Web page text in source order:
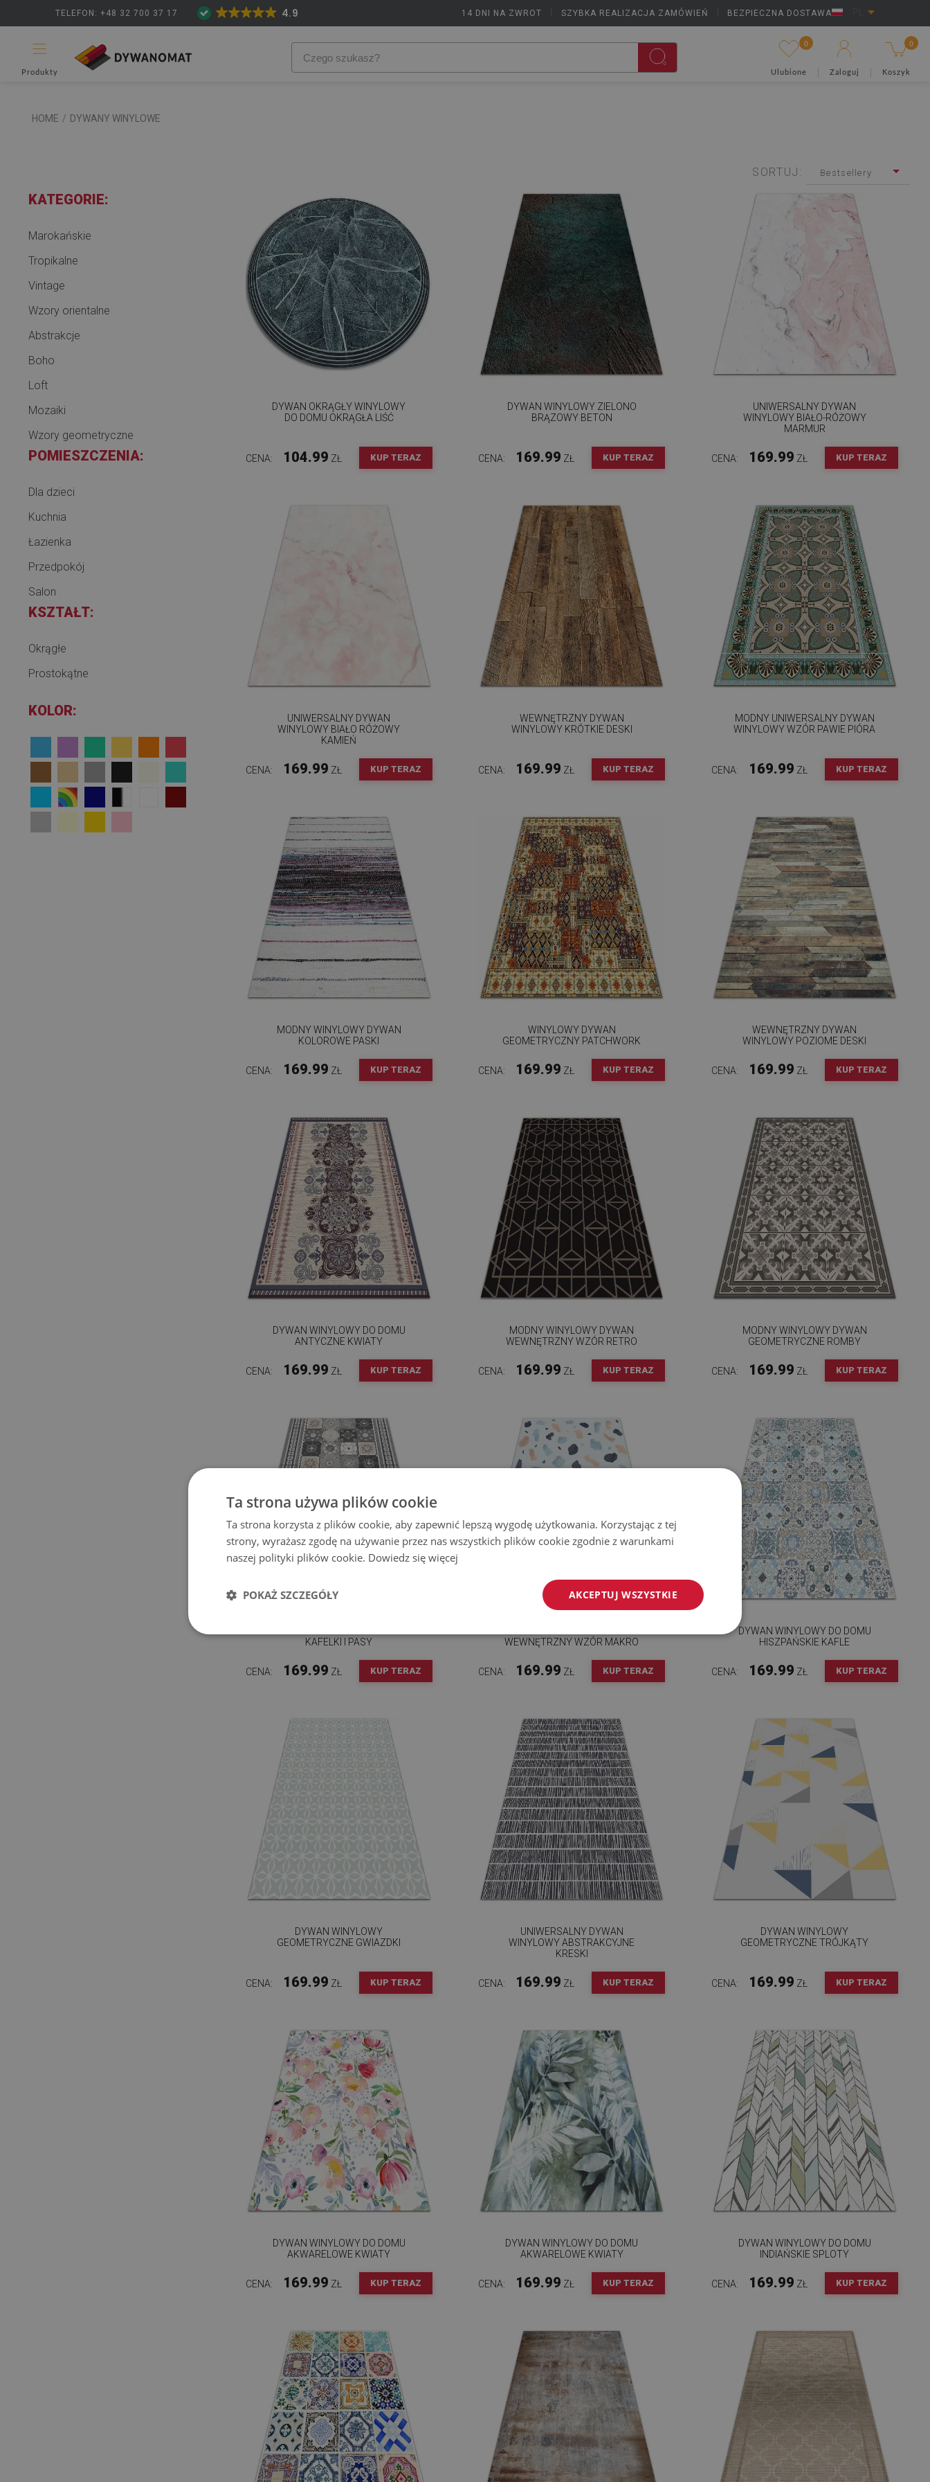
TELEFON: +48 32 700 37 17 14 DNI NA ZWROT SZYBKA REALIZACJA ZAMÓWIEŃ BEZPIECZNA DOSTAWA
4.9
Produkty
0
Ulubione Zaloguj
0
Koszyk
HOME / DYWANY WINYLOWE
SORTUJ: Bestsellery
KATEGORIE:
Marokańskie
Tropikalne
Vintage
Wzory orientalne
Abstrakcje
Boho
Loft
Mozaiki
Wzory geometryczne
POMIESZCZENIA:
Dla dzieci
Kuchnia
Łazienka
Przedpokój
Salon
KSZTAŁT:
Okrągłe
Prostokątne
KOLOR:
DYWAN OKRĄGŁY WINYLOWY
DO DOMU OKRĄGŁA LIŚĆ
CENA: 104.99 ZŁ KUP TERAZ
DYWAN WINYLOWY ZIELONO
BRĄZOWY BETON
CENA: 169.99 ZŁ KUP TERAZ
UNIWERSALNY DYWAN
WINYLOWY BIAŁO-RÓŻOWY
MARMUR
CENA: 169.99 ZŁ KUP TERAZ
UNIWERSALNY DYWAN
WINYLOWY BIAŁO RÓŻOWY
KAMIEŃ
CENA: 169.99 ZŁ KUP TERAZ
WEWNĘTRZNY DYWAN
WINYLOWY KRÓTKIE DESKI
CENA: 169.99 ZŁ KUP TERAZ
MODNY UNIWERSALNY DYWAN
WINYLOWY WZÓR PAWIE PIÓRA
CENA: 169.99 ZŁ KUP TERAZ
MODNY WINYLOWY DYWAN
KOLOROWE PASKI
CENA: 169.99 ZŁ KUP TERAZ
WINYLOWY DYWAN
GEOMETRYCZNY PATCHWORK
CENA: 169.99 ZŁ KUP TERAZ
WEWNĘTRZNY DYWAN
WINYLOWY POZIOME DESKI
CENA: 169.99 ZŁ KUP TERAZ
DYWAN WINYLOWY DO DOMU
ANTYCZNE KWIATY
CENA: 169.99 ZŁ KUP TERAZ
MODNY WINYLOWY DYWAN
WEWNĘTRZNY WZÓR RETRO
CENA: 169.99 ZŁ KUP TERAZ
MODNY WINYLOWY DYWAN
GEOMETRYCZNE ROMBY
CENA: 169.99 ZŁ KUP TERAZ
KAFELKI I PASY
CENA: 169.99 ZŁ KUP TERAZ
WEWNĘTRZNY WZÓR MAKRO
CENA: 169.99 ZŁ KUP TERAZ
DYWAN WINYLOWY DO DOMU
HISZPAŃSKIE KAFLE
CENA: 169.99 ZŁ KUP TERAZ
DYWAN WINYLOWY
GEOMETRYCZNE GWIAZDKI
CENA: 169.99 ZŁ KUP TERAZ
UNIWERSALNY DYWAN
WINYLOWY ABSTRAKCYJNE
KRESKI
CENA: 169.99 ZŁ KUP TERAZ
DYWAN WINYLOWY
GEOMETRYCZNE TRÓJKĄTY
CENA: 169.99 ZŁ KUP TERAZ
DYWAN WINYLOWY DO DOMU
AKWARELOWE KWIATY
CENA: 169.99 ZŁ KUP TERAZ
DYWAN WINYLOWY DO DOMU
AKWARELOWE KWIATY
CENA: 169.99 ZŁ KUP TERAZ
DYWAN WINYLOWY DO DOMU
INDIAŃSKIE SPLOTY
CENA: 169.99 ZŁ KUP TERAZ
Ta strona używa plików cookie
Ta strona korzysta z plików cookie, aby zapewnić lepszą wygodę użytkowania. Korzystając z tej
strony, wyrażasz zgodę na używanie przez nas wszystkich plików cookie zgodnie z warunkami
naszej polityki plików cookie. Dowiedz się więcej
AKCEPTUJ WSZYSTKIE
POKAŻ SZCZEGÓŁY